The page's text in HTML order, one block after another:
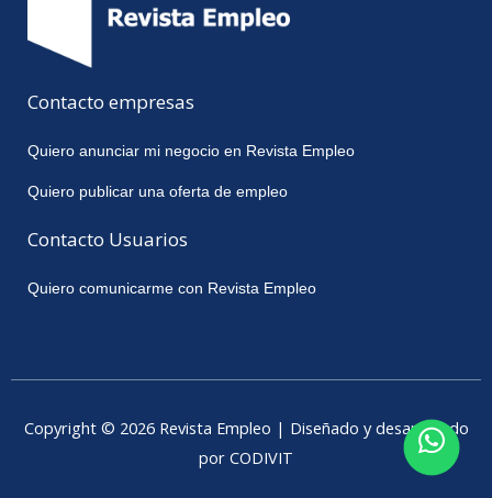
Contacto empresas
Quiero anunciar mi negocio en Revista Empleo
Quiero publicar una oferta de empleo
Contacto Usuarios
Quiero comunicarme con Revista Empleo
Copyright © 2026 Revista Empleo | Diseñado y desarrollado
por CODIVIT